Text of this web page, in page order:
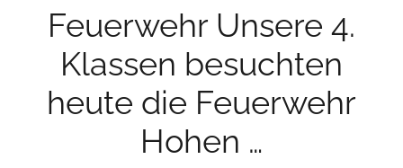
Feuerwehr Unsere 4.
Klassen besuchten
heute die Feuerwehr
Hohen …